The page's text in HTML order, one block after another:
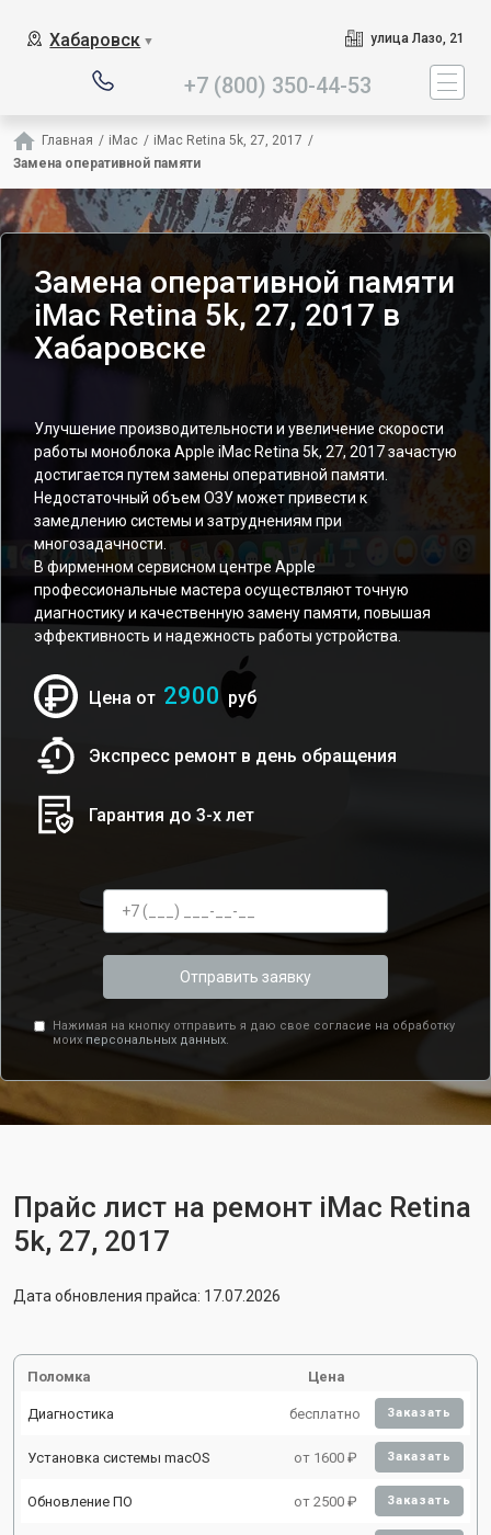
Хабаровск ▼ улица Лазо, 21
+7 (800) 350-44-53
Главная / iMac / iMac Retina 5k, 27, 2017 /
Замена оперативной памяти
Замена оперативной памяти
iMac Retina 5k, 27, 2017 в
Хабаровске
Улучшение производительности и увеличение скорости
работы моноблока Apple iMac Retina 5k, 27, 2017 зачастую
достигается путем замены оперативной памяти.
Недостаточный объем ОЗУ может привести к
замедлению системы и затруднениям при
многозадачности.
В фирменном сервисном центре Apple
профессиональные мастера осуществляют точную
диагностику и качественную замену памяти, повышая
эффективность и надежность работы устройства.
Цена от 2900 руб
Экспресс ремонт в день обращения
Гарантия до 3-х лет
Отправить заявку
Нажимая на кнопку отправить я даю свое согласие на обработку
моих персональных данных.
Прайс лист на ремонт iMac Retina
5k, 27, 2017
Дата обновления прайса: 17.07.2026
Поломка Цена
Диагностика бесплатно Заказать
Установка системы macOS от 1600 ₽ Заказать
Обновление ПО от 2500 ₽ Заказать